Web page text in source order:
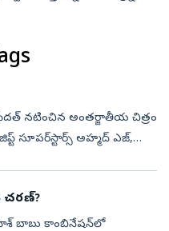
నటించిన అంతర్జాతీయ చిత్రం
సూపర్‌స్టార్స్‌ అహ్మద్‌ ఎజ్,
బాబు కాంబినేషన్‌లో